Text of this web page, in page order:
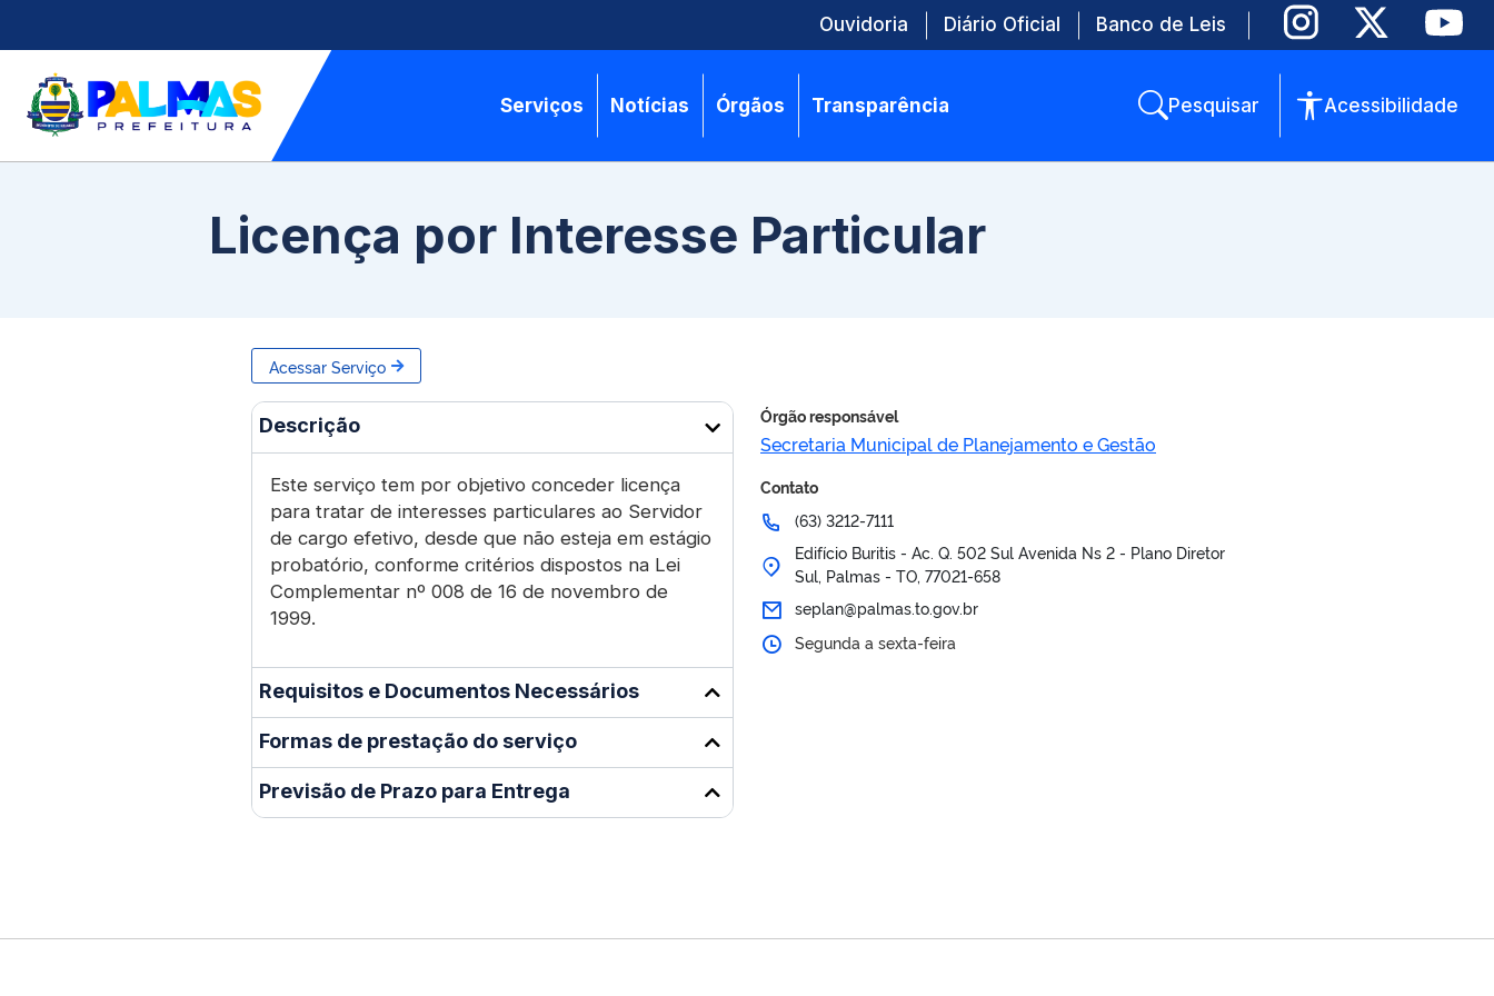
Ouvidoria Diário Oficial Banco de Leis
Serviços Notícias Órgãos Transparência Pesquisar Acessibilidade
Licença por Interesse Particular
Acessar Serviço
Descrição
Este serviço tem por objetivo conceder licença
para tratar de interesses particulares ao Servidor
de cargo efetivo, desde que não esteja em estágio
probatório, conforme critérios dispostos na Lei
Complementar nº 008 de 16 de novembro de
1999.
Requisitos e Documentos Necessários
Formas de prestação do serviço
Previsão de Prazo para Entrega
Órgão responsável
Secretaria Municipal de Planejamento e Gestão
Contato
(63) 3212-7111
Edifício Buritis - Ac. Q. 502 Sul Avenida Ns 2 - Plano Diretor
Sul, Palmas - TO, 77021-658
seplan@palmas.to.gov.br
Segunda a sexta-feira